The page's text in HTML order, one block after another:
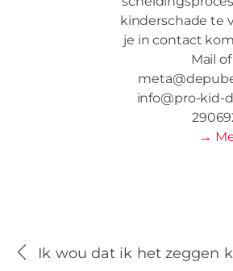
kinderschade te
je in contact
Mail
info@pro-kid-
→
Ik wou dat ik het zeggen